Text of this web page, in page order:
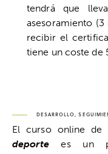
tendrá que
asesoramiento (3
recibir el
tiene un coste de
DESARROLLO,
El curso online de
deportees un